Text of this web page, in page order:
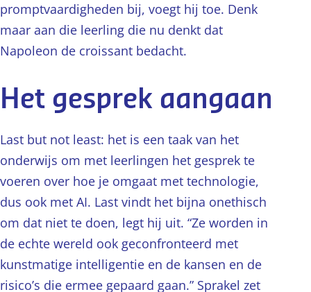
promptvaardigheden bij, voegt hij toe. Denk
maar aan die leerling die nu denkt dat
Napoleon de croissant bedacht.
Het gesprek aangaan
Last but not least: het is een taak van het
onderwijs om met leerlingen het gesprek te
voeren over hoe je omgaat met technologie,
dus ook met AI. Last vindt het bijna onethisch
om dat niet te doen, legt hij uit. “Ze worden in
de echte wereld ook geconfronteerd met
kunstmatige intelligentie en de kansen en de
risico’s die ermee gepaard gaan.” Sprakel zet